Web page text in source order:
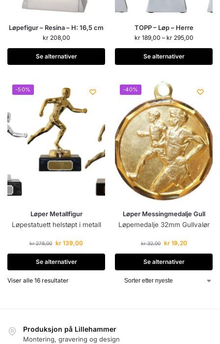
Løpefigur – Resina – H: 16,5 cm
kr208,00
Se alternativer
TOPP – Løp – Herre
kr189,00 – kr295,00
Se alternativer
-50%
Løper Metallfigur
Løpestatuett helstøpt i metall
kr278,00 kr 139,00
Se alternativer
-40%
Løper Messingmedalje Gull
Løpemedalje 32mm Gullvalør
kr32,00 kr19,20
Se alternativer
Viser alle 16 resultater
Produksjon på Lillehammer
Montering, gravering og design